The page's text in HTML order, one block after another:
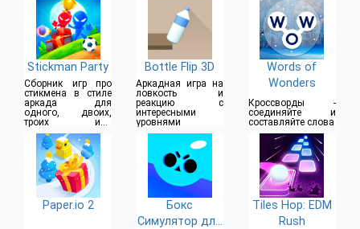
Stickman Party
Сборник игр про
стикмена в стиле
аркада для
одного, двоих,
троих или
четверых игроков
Bottle Flip 3D
Аркадная игра на
ловкость и
реакцию с
интересными
уровнями
Words of
Wonders
Кроссворды -
соединяйте и
составляйте слова
Paper.io 2
Бокс
Симулятор для
Tiles Hop: EDM
Rush